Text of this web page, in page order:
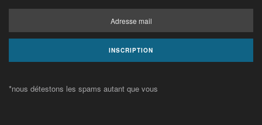
*nous détestons les spams autant que vous